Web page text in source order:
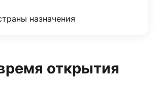
назначения
открытия